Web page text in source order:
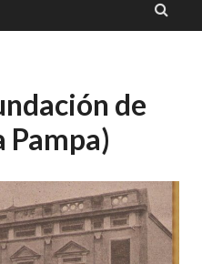
de
Pampa)